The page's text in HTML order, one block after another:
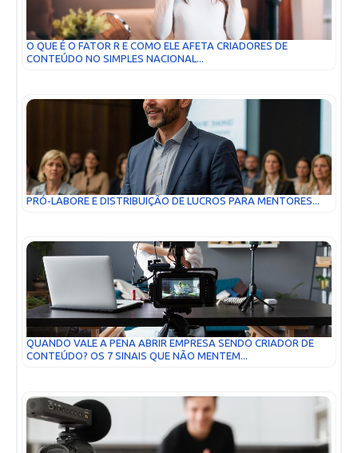
O QUE É O FATOR R E COMO ELE AFETA CRIADORES DE
CONTEÚDO NO SIMPLES NACIONAL...
PRÓ-LABORE E DISTRIBUIÇÃO DE LUCROS PARA MENTORES...
QUANDO VALE A PENA ABRIR EMPRESA SENDO CRIADOR DE
CONTEÚDO? OS 7 SINAIS QUE NÃO MENTEM...